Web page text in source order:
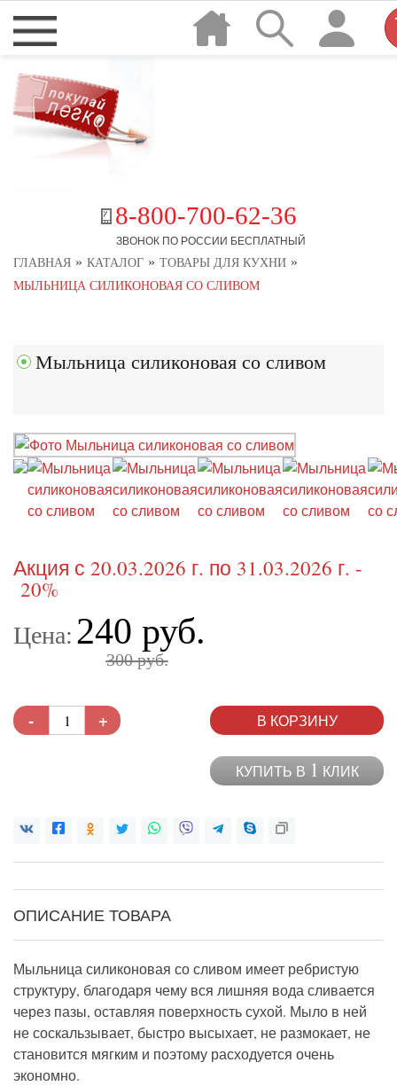
8-800-700-62-36
ЗВОНОК ПО РОССИИ БЕСПЛАТНЫЙ
ГЛАВНАЯ » КАТАЛОГ » ТОВАРЫ ДЛЯ КУХНИ »
МЫЛЬНИЦА СИЛИКОНОВАЯ СО СЛИВОМ
Мыльница силиконовая со сливом
Акция с 20.03.2026 г. по 31.03.2026 г. -
20%
Цена: 240 руб.
300 руб.
- + В КОРЗИНУ
КУПИТЬ В 1 КЛИК
ОПИСАНИЕ ТОВАРА
Мыльница силиконовая со сливом имеет ребристую
структуру, благодаря чему вся лишняя вода сливается
через пазы, оставляя поверхность сухой. Мыло в ней
не соскальзывает, быстро высыхает, не размокает, не
становится мягким и поэтому расходуется очень
экономно.